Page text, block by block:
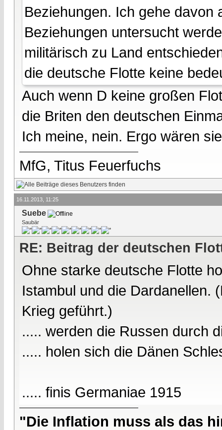
Beziehungen. Ich gehe
Beziehungen untersucht
militärisch zu Land
die deutsche Flotte keine
Auch wenn D keine großen
die Briten den deutschen
Ich meine, nein. Ergo wären
MfG, Titus Feuerfuchs
16.11.2013, 11:25
Suebe
Saubär
RE: Beitrag der deutschen
Ohne starke deutsche Flotte
Istambul und die Dardanellen.
Krieg geführt.)
..... werden die Russen durch
..... holen sich die Dänen
..... finis Germaniae 1915
"Die Inflation muss als das